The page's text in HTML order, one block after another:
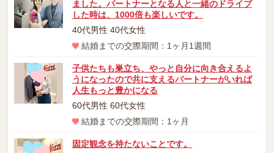
ました。パートナーとなる人と一緒のドライブ
した時は、1000倍も楽しいです。
40代男性 40代女性
結婚までの交際期間：1ヶ月1週間
子供たちも巣立ち、やっと自分に向き合えるよ
うになったので共に支えるパートナーがいれば
人生もっと豊かになる
60代男性 60代女性
結婚までの交際期間：1ヶ月
固定観念を持たないことです。